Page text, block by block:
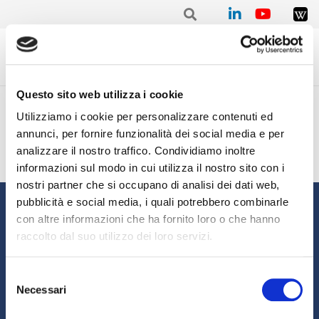
Questo sito web utilizza i cookie
Utilizziamo i cookie per personalizzare contenuti ed
annunci, per fornire funzionalità dei social media e per
analizzare il nostro traffico. Condividiamo inoltre
informazioni sul modo in cui utilizza il nostro sito con i
nostri partner che si occupano di analisi dei dati web,
pubblicità e social media, i quali potrebbero combinarle
con altre informazioni che ha fornito loro o che hanno
raccolto dal suo utilizzo dei loro servizi.
delNecessari
Home / Upload file
Upload file
Informazioni
Chi siamo
Il Factoring
Area riservata
Magazine Fact&News